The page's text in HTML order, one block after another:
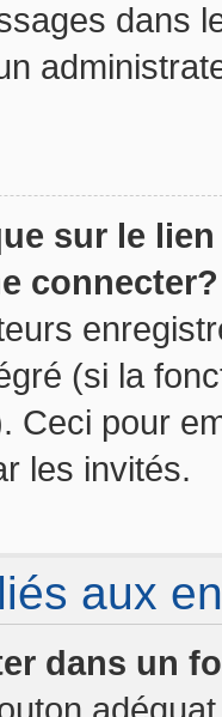
dans
sur le
connecter?
(si la
Ceci pour
les invités.
aux
dans un